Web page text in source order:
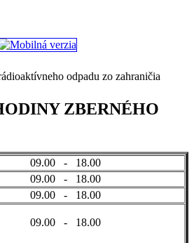
ZBERNÉHO
09.00 - 18.00
09.00 - 18.00
09.00 - 18.00
09.00 - 18.00